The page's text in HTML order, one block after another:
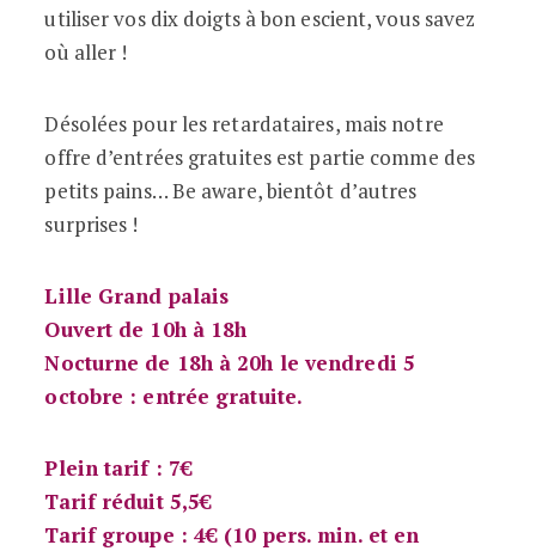
utiliser vos dix doigts à bon escient, vous savez
où aller !
Désolées pour les retardataires, mais notre
offre d’entrées gratuites est partie comme des
petits pains… Be aware, bientôt d’autres
surprises !
Lille Grand palais
Ouvert de 10h à 18h
Nocturne de 18h à 20h le vendredi 5
octobre : entrée gratuite.
Plein tarif : 7€
Tarif réduit 5,5€
Tarif groupe : 4€ (10 pers. min. et en